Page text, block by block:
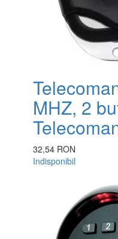
MHZ, 2
32,54 RON
Indisponibil